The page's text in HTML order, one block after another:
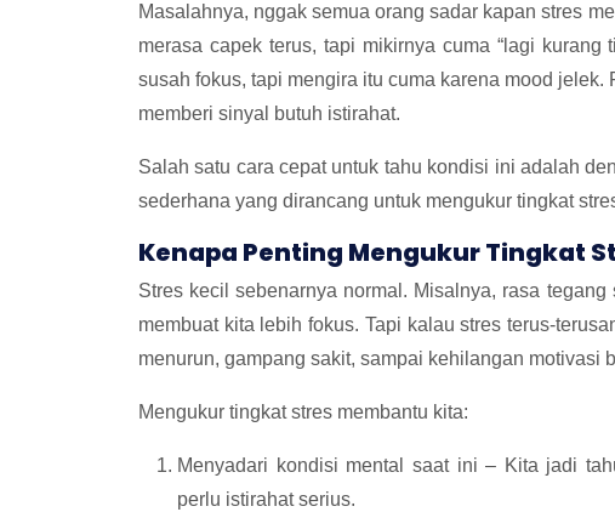
Masalahnya, nggak semua orang sadar kapan stres
merasa capek terus, tapi mikirnya cuma “lagi kurang
susah fokus, tapi mengira itu cuma karena mood
memberi sinyal butuh istirahat.
Salah satu cara cepat untuk tahu kondisi ini adalah
sederhana yang dirancang untuk mengukur tingkat
Kenapa Penting Mengukur Tingkat
Stres kecil sebenarnya normal. Misalnya, rasa
membuat kita lebih fokus. Tapi kalau stres terus-
menurun, gampang sakit, sampai kehilangan motivasi
Mengukur tingkat stres membantu kita:
Menyadari kondisi mental saat ini – Kita jadi
perlu istirahat serius.